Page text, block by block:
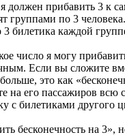
должен прибавить 3 к
по 3
3 билетика каждой
число я могу
Если вы сложите
больше, это как
на его пассажиров
с билетиками другого
бесконечность на